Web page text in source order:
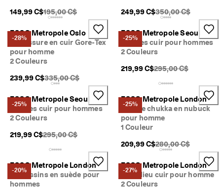
149,99 C$PDSF original {{price}}:
195,00 C$
249,99 C$PDSF original
350,00 C$
-28%
ECCO Metropole Oslo
Chaussure en cuir Gore-Tex
pour homme
2 Couleurs
239,99 C$PDSF original {{price}}:
335,00 C$
-25%
ECCO Metropole Seoul
Derbies cuir pour hommes
2 Couleurs
219,99 C$PDSF original
295,00 C$
-25%
ECCO Metropole Seoul
Derbies cuir pour hommes
2 Couleurs
219,99 C$PDSF original {{price}}:
295,00 C$
-25%
ECCO Metropole London
Bottine chukka en nubuck
pour homme
1 Couleur
209,99 C$PDSF original
280,00 C$
-20%
ECCO Metropole London
Mocassins en suède pour
hommes
-27%
ECCO Metropole London
Richelieu cuir pour homme
2 Couleurs